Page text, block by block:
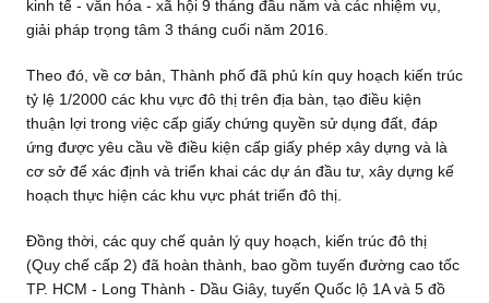
kinh tế - văn hóa - xã hội 9 tháng đầu năm và các nhiệm vụ,
giải pháp trọng tâm 3 tháng cuối năm 2016.
Theo đó, về cơ bản, Thành phố đã phủ kín quy hoạch kiến trúc
tỷ lệ 1/2000 các khu vực đô thị trên địa bàn, tạo điều kiện
thuận lợi trong việc cấp giấy chứng quyền sử dụng đất, đáp
ứng được yêu cầu về điều kiện cấp giấy phép xây dựng và là
cơ sở để xác định và triển khai các dự án đầu tư, xây dựng kế
hoạch thực hiện các khu vực phát triển đô thị.
Đồng thời, các quy chế quản lý quy hoạch, kiến trúc đô thị
(Quy chế cấp 2) đã hoàn thành, bao gồm tuyến đường cao tốc
TP. HCM - Long Thành - Dầu Giây, tuyến Quốc lộ 1A và 5 đồ